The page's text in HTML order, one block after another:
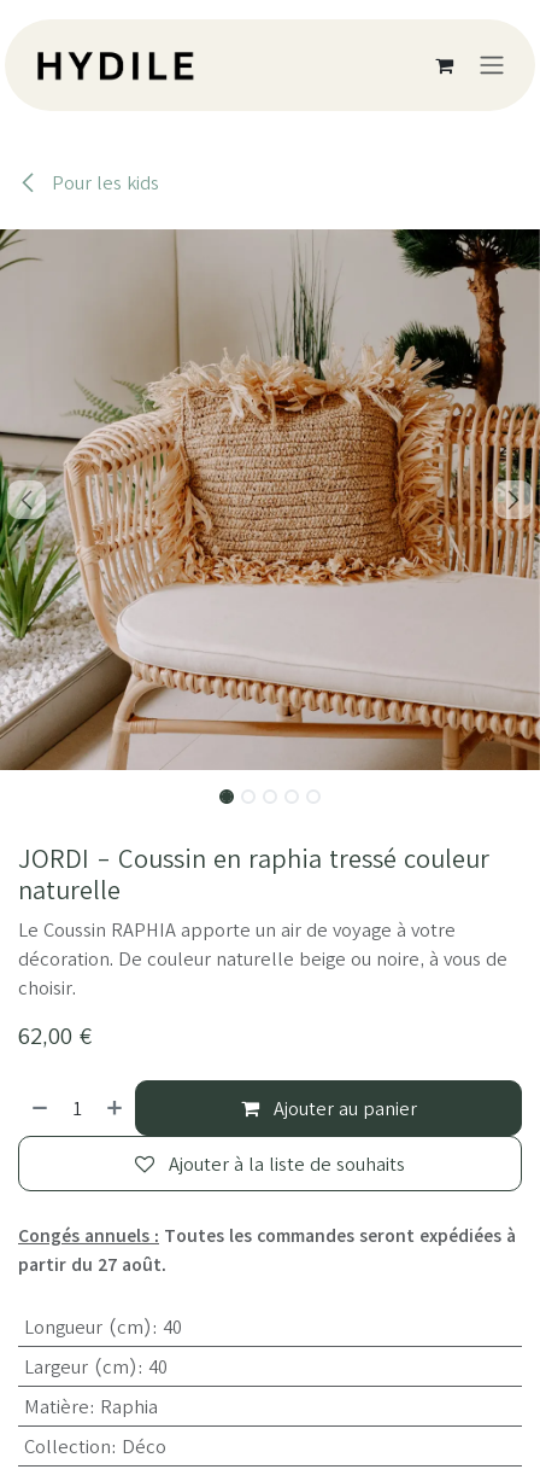
Pour les kids
JORDI - Coussin en raphia tressé couleur
naturelle
Le Coussin RAPHIA apporte un air de voyage à votre
décoration. De couleur naturelle beige ou noire, à vous de
choisir.
62,00 €
Ajouter au panier
Ajouter à la liste de souhaits
Congés annuels : Toutes les commandes seront expédiées à
partir du 27 août.
Longueur (cm): 40
Largeur (cm): 40
Matière: Raphia
Collection: Déco